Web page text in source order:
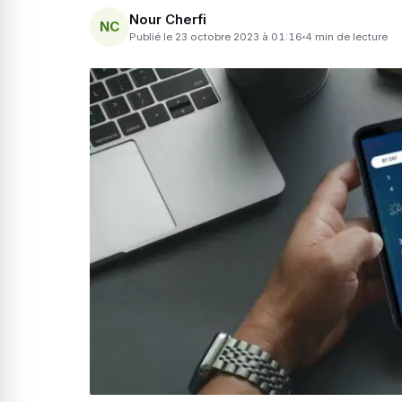
NC Nour Cherfi
Publié le 23 octobre 2023 à 01:16 4 min de lecture